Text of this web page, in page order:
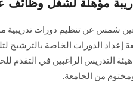
مؤهلة لشغل وظائف
شمس عن تنظيم دورات تدريبية
إعداد الدورات الخاصة بالترشيح
التدريس الراغبين في التقدم
من الجامعة.